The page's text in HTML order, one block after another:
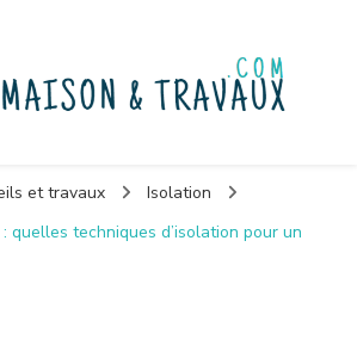
et travaux
Isolation
quelles techniques d’isolation pour un